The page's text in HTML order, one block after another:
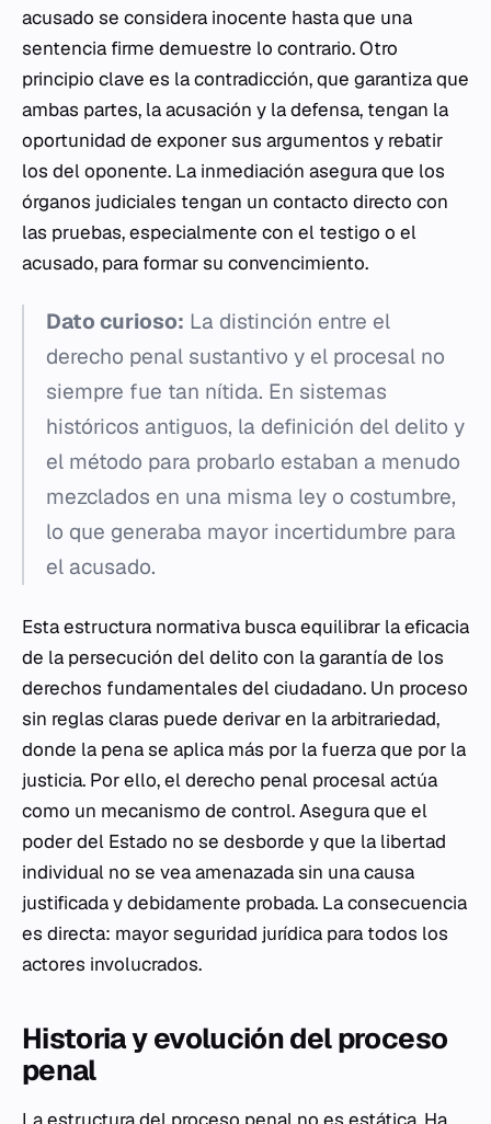
acusado se considera inocente hasta que una
sentencia firme demuestre lo contrario. Otro
principio clave es la contradicción, que garantiza que
ambas partes, la acusación y la defensa, tengan la
oportunidad de exponer sus argumentos y rebatir
los del oponente. La inmediación asegura que los
órganos judiciales tengan un contacto directo con
las pruebas, especialmente con el testigo o el
acusado, para formar su convencimiento.
Dato curioso: La distinción entre el
derecho penal sustantivo y el procesal no
siempre fue tan nítida. En sistemas
históricos antiguos, la definición del delito y
el método para probarlo estaban a menudo
mezclados en una misma ley o costumbre,
lo que generaba mayor incertidumbre para
el acusado.
Esta estructura normativa busca equilibrar la eficacia
de la persecución del delito con la garantía de los
derechos fundamentales del ciudadano. Un proceso
sin reglas claras puede derivar en la arbitrariedad,
donde la pena se aplica más por la fuerza que por la
justicia. Por ello, el derecho penal procesal actúa
como un mecanismo de control. Asegura que el
poder del Estado no se desborde y que la libertad
individual no se vea amenazada sin una causa
justificada y debidamente probada. La consecuencia
es directa: mayor seguridad jurídica para todos los
actores involucrados.
Historia y evolución del proceso
penal